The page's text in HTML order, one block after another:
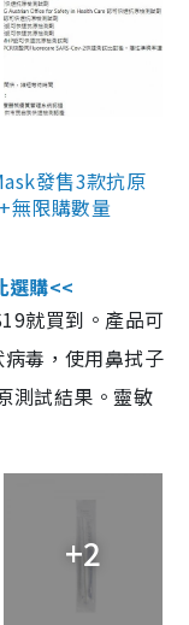
發售3款抗原
無限購數量
選購<<
就買到。產品可
毒，使用鼻拭子
測試結果。靈敏
+2